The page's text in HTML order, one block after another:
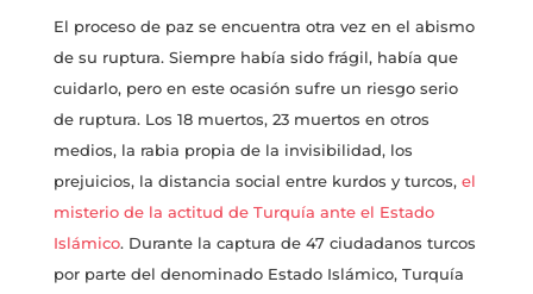
El proceso de paz se encuentra otra vez en el abismo
de su ruptura. Siempre había sido frágil, había que
cuidarlo, pero en este ocasión sufre un riesgo serio
de ruptura. Los 18 muertos, 23 muertos en otros
medios, la rabia propia de la invisibilidad, los
prejuicios, la distancia social entre kurdos y turcos, el
misterio de la actitud de Turquía ante el Estado
Islámico. Durante la captura de 47 ciudadanos turcos
por parte del denominado Estado Islámico, Turquía